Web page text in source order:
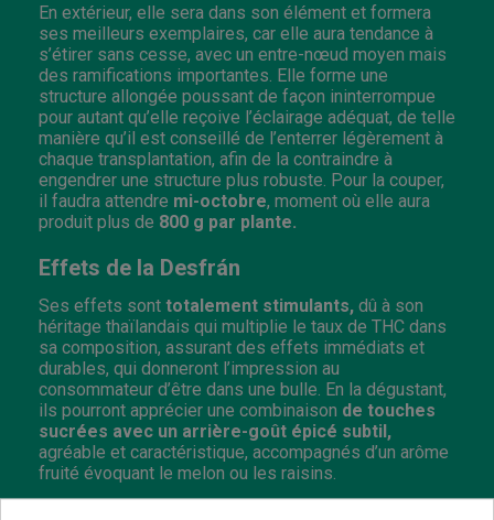
En extérieur, elle sera dans son élément et formera
ses meilleurs exemplaires, car elle aura tendance à
s’étirer sans cesse, avec un entre-nœud moyen mais
des ramifications importantes. Elle forme une
structure allongée poussant de façon ininterrompue
pour autant qu’elle reçoive l’éclairage adéquat, de telle
manière qu’il est conseillé de l’enterrer légèrement à
chaque transplantation, afin de la contraindre à
engendrer une structure plus robuste. Pour la couper,
il faudra attendre mi-octobre, moment où elle aura
produit plus de 800 g par plante.
Effets de la Desfrán
Ses effets sont totalement stimulants, dû à son
héritage thaïlandais qui multiplie le taux de THC dans
sa composition, assurant des effets immédiats et
durables, qui donneront l’impression au
consommateur d’être dans une bulle. En la dégustant,
ils pourront apprécier une combinaison de touches
sucrées avec un arrière-goût épicé subtil,
agréable et caractéristique, accompagnés d’un arôme
fruité évoquant le melon ou les raisins.